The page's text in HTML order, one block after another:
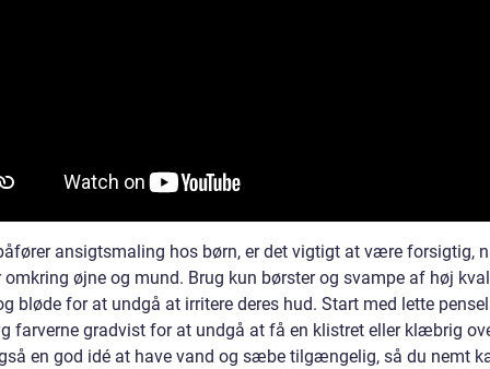
ansigtsmaling hos børn, er det vigtigt at være forsigtig,
omkring øjne og mund. Brug kun børster og svampe af høj
bløde for at undgå at irritere deres hud. Start med lette
farverne gradvist for at undgå at få en klistret eller klæbrig
en god idé at have vand og sæbe tilgængelig, så du nemt